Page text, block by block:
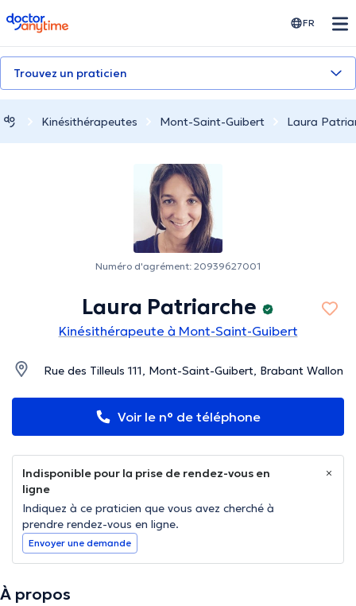
doctoranytime FR
Trouvez un praticien
Kinésithérapeutes Mont-Saint-Guibert Laura
Numéro d'agrément: 20939627001
Laura Patriarche
Kinésithérapeute à Mont-Saint-Guibert
Rue des Tilleuls 111, Mont-Saint-Guibert, Brabant Wallon
Voir le n° de téléphone
Indisponible pour la prise de rendez-vous en
ligne
Indiquez à ce praticien que vous avez cherché à
prendre rendez-vous en ligne.
Envoyer une demande
À propos